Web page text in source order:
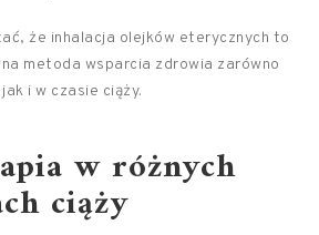
że inhalacja olejków eterycznych to
metoda wsparcia zdrowia zarówno
i w czasie ciąży.
w różnych
ciąży